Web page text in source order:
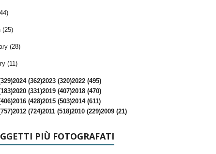
(25)
(28)
(11)
2024 (362)2023 (320)2022 (495)
2020 (331)2019 (407)2018 (470)
2016 (428)2015 (503)2014 (611)
2012 (724)2011 (518)2010 (229)2009 (21)
PIÙ FOTOGRAFATI